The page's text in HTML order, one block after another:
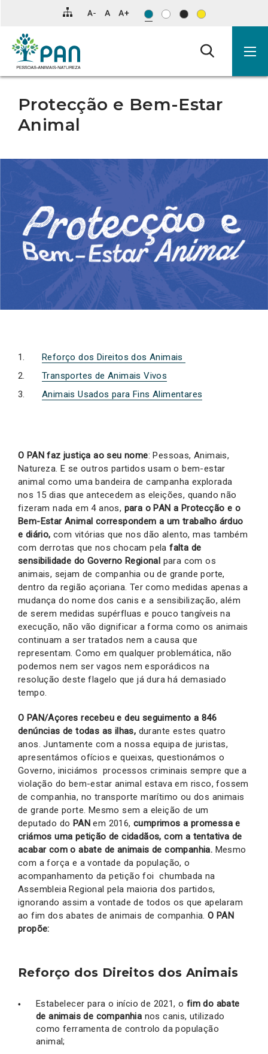
para
conteúdo
principal
da
Protecção e Bem-Estar
Animal
Reforço dos Direitos dos Animais
Transportes de Animais Vivos
Animais Usados para Fins Alimentares
O PAN faz justiça ao seu nome: Pessoas, Animais,
Natureza. E se outros partidos usam o bem-estar
animal como uma bandeira de campanha explorada
nos 15 dias que antecedem as eleições, quando não
fizeram nada em 4 anos, para o PAN a Protecção e o
Bem-Estar Animal correspondem a um trabalho árduo
e diário,com vitórias que nos dão alento, mas também
com derrotas que nos chocam pelafalta de
sensibilidade do Governo Regional para com os
animais, sejam de companhia ou de grande porte,
dentro da região açoriana. Ter como medidas apenas a
mudança do nome dos canis e a sensibilização, além
de serem medidas supérfluas e pouco tangíveis na
execução, não vão dignificar a forma como os animais
continuam a ser tratados nem a causa que
representam. Como em qualquer problemática, não
podemos nem ser vagos nem esporádicos na
resolução deste flagelo que já dura há demasiado
tempo.
O PAN/Açores recebeu e deu seguimento a 846
denúncias de todas as ilhas, durante estes quatro
anos. Juntamente com a nossa equipa de juristas,
apresentámos ofícios e queixas, questionámos o
Governo, iniciámos processos criminais sempre que a
violação do bem-estar animal estava em risco, fossem
de companhia, no transporte marítimo ou dos animais
de grande porte. Mesmo sem a eleição de um
deputado do PAN em 2016,cumprimos a promessa e
criámos uma petição de cidadãos, com a tentativa de
acabar com o abate de animais de companhia. Mesmo
com a força e a vontade da população, o
acompanhamento da petição foi chumbada na
Assembleia Regional pela maioria dos partidos,
ignorando assim a vontade de todos os que apelaram
ao fim dos abates de animais de companhia.O PAN
propõe:
Reforço dos Direitos dos Animais
Estabelecer para o início de 2021, o fim do abate
de animais de companhia nos canis, utilizado
como ferramenta de controlo da população
animal;